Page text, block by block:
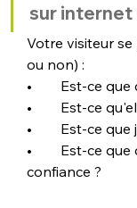
sur internet
Votre visiteur
ou non) :
•        Est-ce
•        Est-ce
•        Est-ce
•        Est-ce
confiance ?